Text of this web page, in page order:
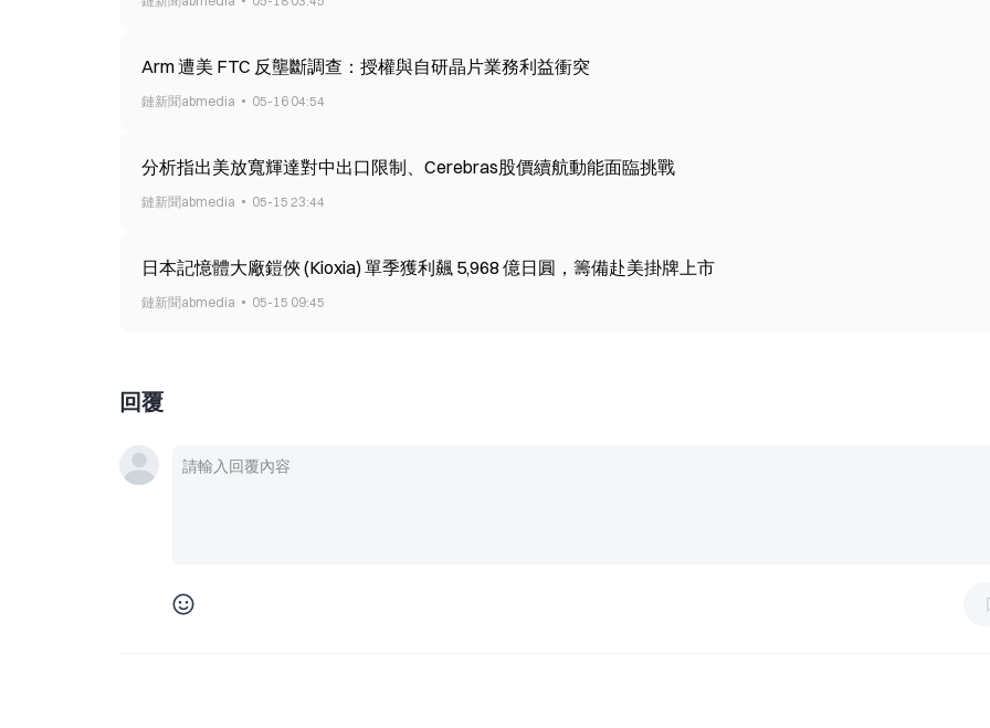
Arm 遭美 FTC 反壟斷調查：授權與自研晶片業務利益衝突
鏈新聞abmedia 05-16 04:54
分析指出美放寬輝達對中出口限制、Cerebras股價續航動能面臨挑戰
鏈新聞abmedia 05-15 23:44
日本記憶體大廠鎧俠 (Kioxia) 單季獲利飆 5,968 億日圓，籌備赴美掛牌上市
鏈新聞abmedia 05-15 09:45
回覆